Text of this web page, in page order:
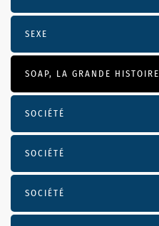
SEXE
SOAP, LA GRANDE HISTOIRE
SOCIÉTÉ
SOCIÉTÉ
SOCIÉTÉ